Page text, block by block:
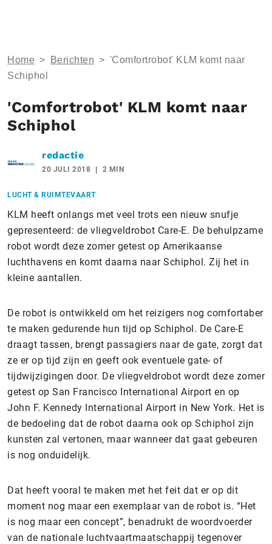
Home > Berichten > 'Comfortrobot' KLM komt naar
Schiphol
'Comfortrobot' KLM komt naar
Schiphol
redactie
20 JULI 2018 2 MIN
LUCHT & RUIMTEVAART
KLM heeft onlangs met veel trots een nieuw snufje
gepresenteerd: de vliegveldrobot Care-E. De behulpzame
robot wordt deze zomer getest op Amerikaanse
luchthavens en komt daarna naar Schiphol. Zij het in
kleine aantallen.
De robot is ontwikkeld om het reizigers nog comfortaber
te maken gedurende hun tijd op Schiphol. De Care-E
draagt tassen, brengt passagiers naar de gate, zorgt dat
ze er op tijd zijn en geeft ook eventuele gate- of
tijdwijzigingen door. De vliegveldrobot wordt deze zomer
getest op San Francisco International Airport en op
John F. Kennedy International Airport in New York. Het is
de bedoeling dat de robot daarna ook op Schiphol zijn
kunsten zal vertonen, maar wanneer dat gaat gebeuren
is nog onduidelijk.
Dat heeft vooral te maken met het feit dat er op dit
moment nog maar een exemplaar van de robot is. “Het
is nog maar een concept”, benadrukt de woordvoerder
van de nationale luchtvaartmaatschappij tegenover